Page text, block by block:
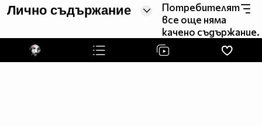
Лично съдържание
Потребителят
все още няма
качено съдържание.